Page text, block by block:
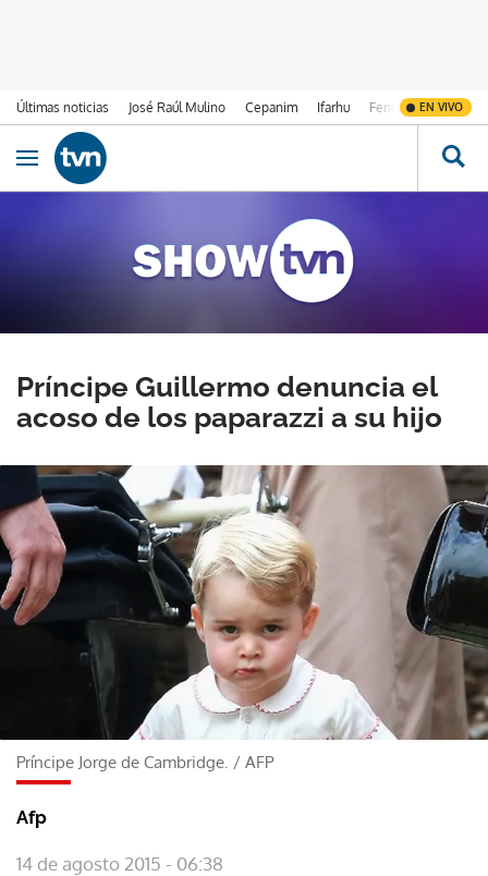
Últimas noticias José Raúl Mulino Cepanim Ifarhu Fenómeno de El
EN VIVO
Ir al contenido
Obrir navegació
Príncipe Guillermo denuncia el
acoso de los paparazzi a su hijo
Príncipe Jorge de Cambridge. / AFP
Afp
14 de agosto 2015 - 06:38